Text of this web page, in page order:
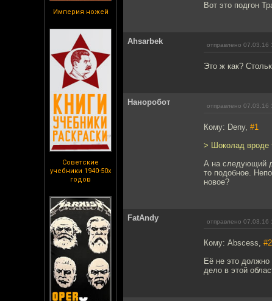
Империя ножей
Советские
учебники 1940-50х
годов
Вот это подгон
Ahsarbek отправлено 07.03.16
Это ж как?
Наноробот отправлено 07.03.16
Кому: Deny, #1
> Шоколад вроде
А на следующий
то подобное.
новое?
FatAndy отправлено 07.03.16
Кому: Abscess, #2
Её не это
дело в этой